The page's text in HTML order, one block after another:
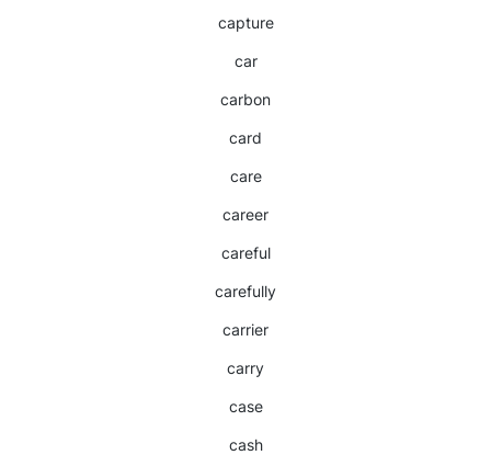
capture
car
carbon
card
care
career
careful
carefully
carrier
carry
case
cash